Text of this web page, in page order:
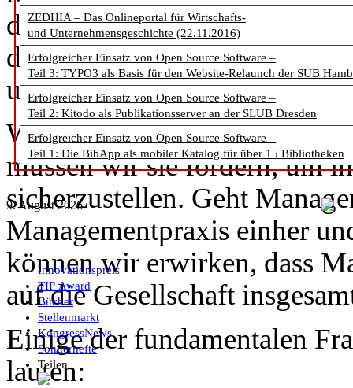
ZEDHIA – Das Onlineportal für Wirtschafts-
und Unternehmensgeschichte (22.11.2016)
Erfolgreicher Einsatz von Open Source Software –
Teil 3: TYPO3 als Basis für den Website-Relaunch der SUB
Erfolgreicher Einsatz von Open Source Software –
Teil 2: Kitodo als Publikationsserver an der SLUB Dresden
Erfolgreicher Einsatz von Open Source Software –
Teil 1: Die BibApp als mobiler Katalog für über 15 Bibliotheken
9. August 2026
Innovationspreis
TIP Award
Bücher
Stellenmarkt
KongressNews
Sonderhefte
Teilen
die
damit sie für die
umsetzbar und relevant wie
Wenn wir über die
müssen wir sie fördern, um
sicherzustellen. Geht
Managementpraxis einher
können wir erwirken, dass
auf die Gesellschaft
Einige der fundamentalen
lauten: